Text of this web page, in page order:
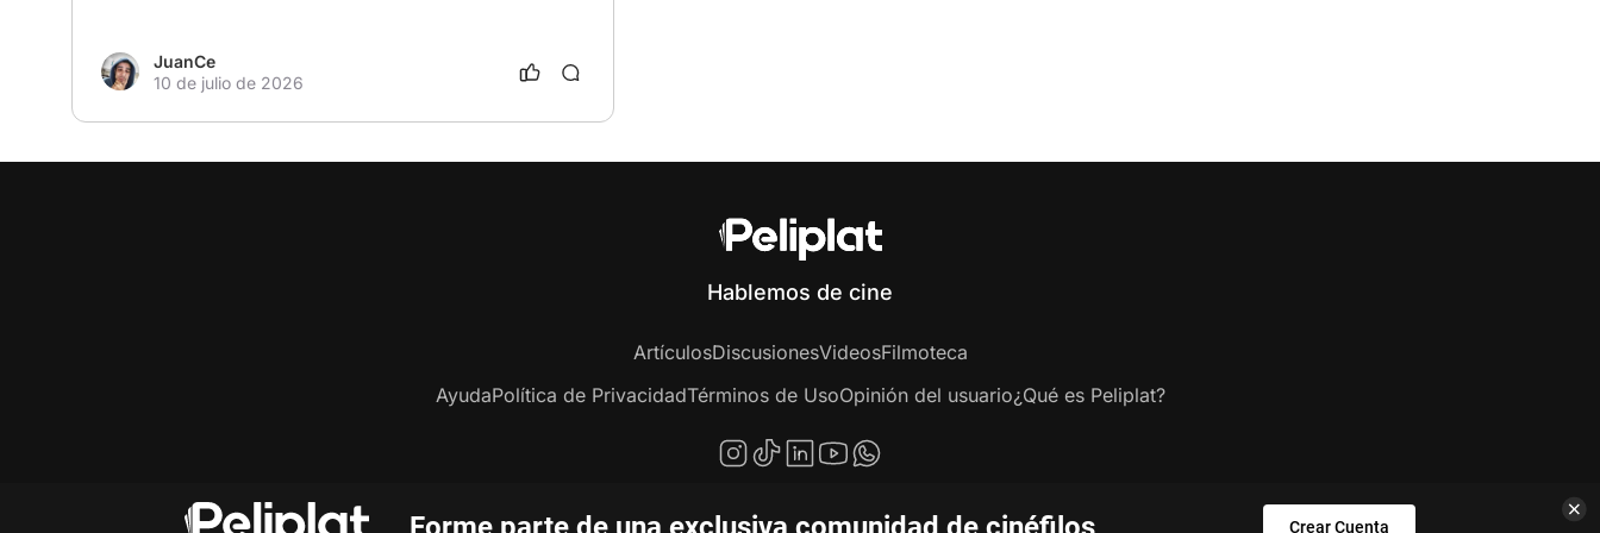
JuanCe
10 de julio de 2026
Crear Cuenta
Hablemos de cine
ArtículosDiscusionesVideosFilmoteca
AyudaPolítica de PrivacidadTérminos de UsoOpinión del usuario¿Qué es Peliplat?